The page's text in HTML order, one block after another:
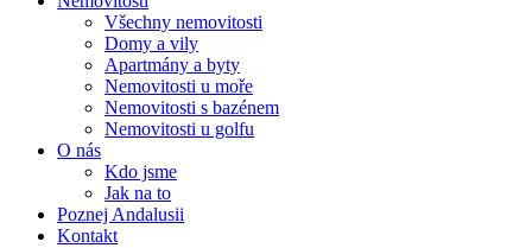
Všechny nemovitosti
Domy a vily
Apartmány a byty
Nemovitosti u moře
Nemovitosti s bazénem
Nemovitosti u golfu
O nás
Kdo jsme
Jak na to
Poznej Andalusii
Kontakt